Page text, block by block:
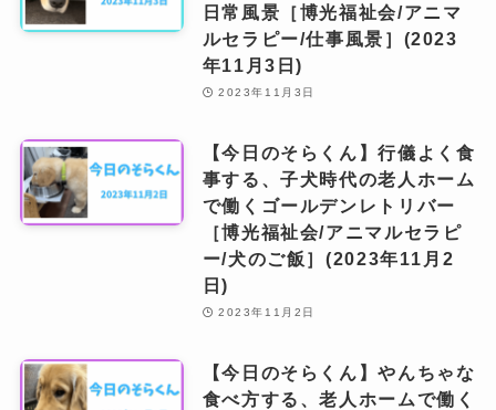
日常風景［博光福祉会/アニマ
ルセラピー/仕事風景］(2023
年11月3日)
2023年11月3日
【今日のそらくん】行儀よく食
事する、子犬時代の老人ホーム
で働くゴールデンレトリバー
［博光福祉会/アニマルセラピ
ー/犬のご飯］(2023年11月2
日)
2023年11月2日
【今日のそらくん】やんちゃな
食べ方する、老人ホームで働く